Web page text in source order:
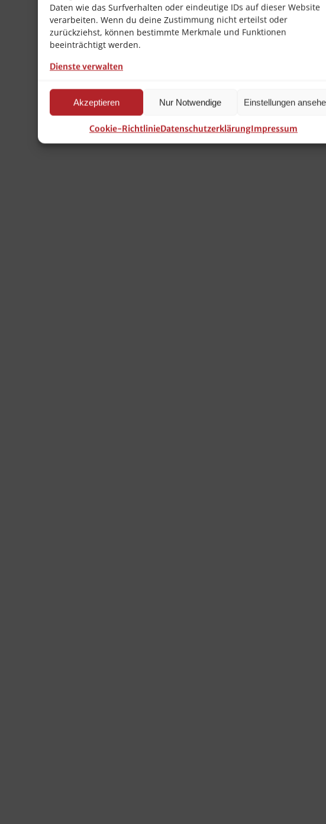
Daten wie das Surfverhalten oder eindeutige IDs auf dieser Website
verarbeiten. Wenn du deine Zustimmung nicht erteilst oder
zurückziehst, können bestimmte Merkmale und Funktionen
beeinträchtigt werden.
Dienste verwalten
Akzeptieren Nur Notwendige Einstellungen
Cookie-RichtlinieDatenschutzerklärungImpressum